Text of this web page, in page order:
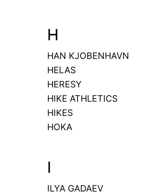
H
HAN KJOBENHAVN
HELAS
HERESY
HIKE ATHLETICS
HIKES
HOKA
I
ILYA GADAEV